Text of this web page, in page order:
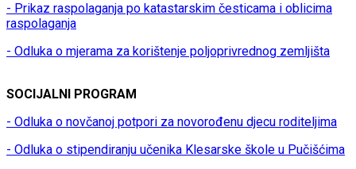
- Prikaz raspolaganja po katastarskim česticama i oblicima
raspolaganja
- Odluka o mjerama za korištenje poljoprivrednog zemljišta
SOCIJALNI PROGRAM
- Odluka o novčanoj potpori za novorođenu djecu roditeljima
- Odluka o stipendiranju učenika Klesarske škole u Pučišćima